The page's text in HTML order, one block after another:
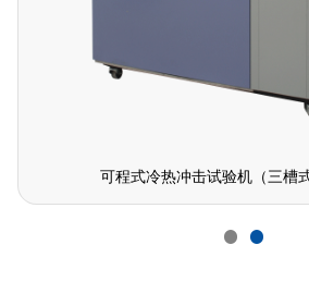
卧式冷热冲击试验箱